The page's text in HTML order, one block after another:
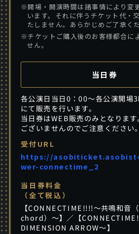
※開場・開演時間は諸事情により変
います。それに伴うチケット代・
たしません。あらかじめご了承くだ
※チケットご購入後のお客様都合に
せん。
当日券
各公演日当日0：00～各公演開場
にて販売を行います。
当日券はWEB販売のみとなりま
ございませんのでご注意ください。
受付URL
https://
wer-connectime_2
当日券料金
（全て税込）
【CONNECTIME!!!!～共鳴和音
chord）～】／【
DIMENSION ARROW～】